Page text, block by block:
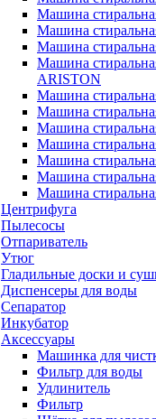
Машина
Машина
Машина
Машина
ARISTON
Машина
Машина
Машина
Машина
Машина
Машина
Машина
Центрифуга
Пылесосы
Отпариватель
Утюг
Гладильные доски и
Диспенсеры для воды
Сепаратор
Инкубатор
Аксессуары
Машинка для
Фильтр для воды
Удлинитель
Фильтр